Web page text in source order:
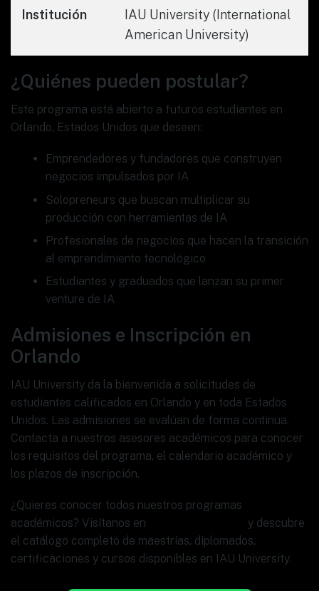
Institución
IAU University (International
American University)
¿Quiénes pueden postular?
Este programa está abierto a futuros estudiantes en
Orlando, Estados Unidos que deseen:
Emprendedores y fundadores que construyen
negocios impulsados por IA
Solopreneurs que buscan multiplicar su
producción con herramientas de IA
Profesionales de negocios que hacen la transición
al emprendimiento tecnológico
Estudiantes y graduados que lanzan su primer
venture de IA
Admisiones e Inscripción en
Orlando
IAU University da la bienvenida a solicitudes de
estudiantes calificados en Orlando y en toda Estados
Unidos. Las admisiones se evalúan de forma continua.
Contacta a nuestros asesores académicos para conocer
los requisitos del programa, el calendario académico y
los plazos de inscripción.
¿Quieres conocer todos nuestros programas
académicos? Visítanos en
y descubre
el catálogo completo de maestrías, diplomados,
certificaciones y cursos disponibles en IAU University.